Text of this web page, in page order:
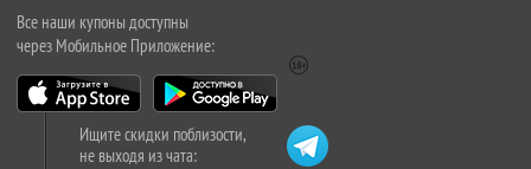
Все наши купоны доступны
через Мобильное Приложение:
Ищите скидки поблизости,
не выходя из чата: